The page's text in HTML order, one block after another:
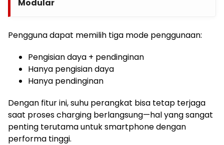
Modular
Pengguna dapat memilih tiga mode penggunaan:
Pengisian daya + pendinginan
Hanya pengisian daya
Hanya pendinginan
Dengan fitur ini, suhu perangkat bisa tetap terjaga
saat proses charging berlangsung—hal yang sangat
penting terutama untuk smartphone dengan
performa tinggi.